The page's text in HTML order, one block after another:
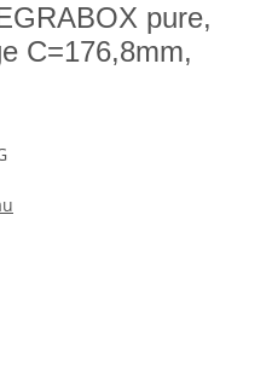
pure,
C=176,8mm,